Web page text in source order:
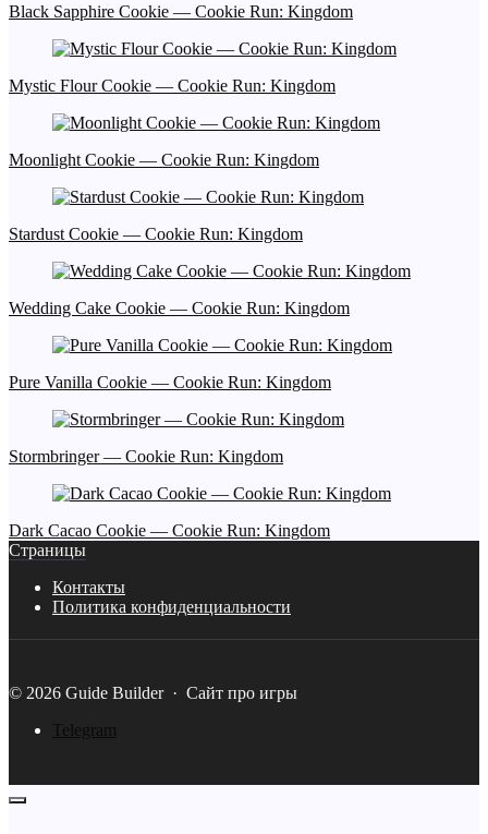
Black Sapphire Cookie — Cookie Run: Kingdom
Mystic Flour Cookie — Cookie Run: Kingdom
Moonlight Cookie — Cookie Run: Kingdom
Stardust Cookie — Cookie Run: Kingdom
Wedding Cake Cookie — Cookie Run: Kingdom
Pure Vanilla Cookie — Cookie Run: Kingdom
Stormbringer — Cookie Run: Kingdom
Dark Cacao Cookie — Cookie Run: Kingdom
Страницы
Контакты
Политика конфиденциальности
© 2026 Guide Builder· Сайт про игры
Telegram